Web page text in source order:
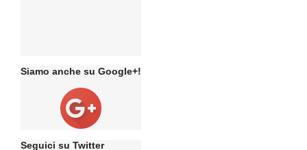
Siamo anche su Google+!
Seguici su Twitter